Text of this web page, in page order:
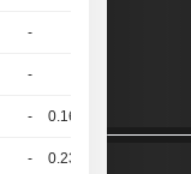
-
-
- 0.161
- 0.236